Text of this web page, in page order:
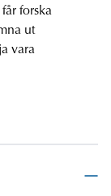
forska
ut
vara